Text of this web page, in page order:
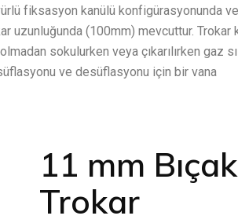
fiksasyon kanülü konfigürasyonunda
uzunluğunda (100mm) mevcuttur. Trokar
sokulurken veya çıkarılırken gaz
ve desüflasyonu için bir vana
11 mm
Trokar